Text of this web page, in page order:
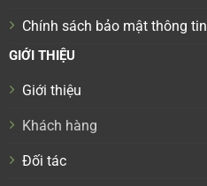
Chính sách bảo mật thông tin
GIỚI THIỆU
Giới thiệu
Khách hàng
Đối tác